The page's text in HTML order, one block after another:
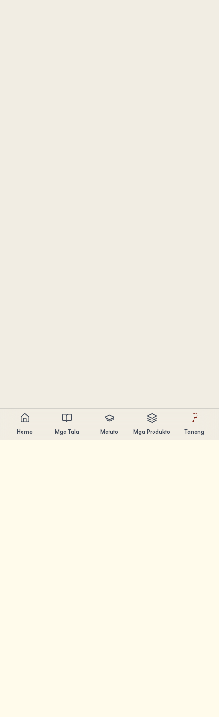
Home Mga Tala Matuto Mga Produkto
?
Tanong